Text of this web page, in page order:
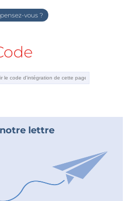
vous ?
lettre